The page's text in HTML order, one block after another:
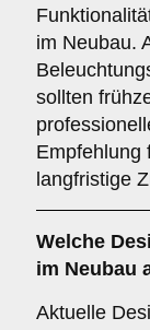
im Neubau.
sollten
Empfehlung
langfristige
Welche
im Neubau
Aktuelle